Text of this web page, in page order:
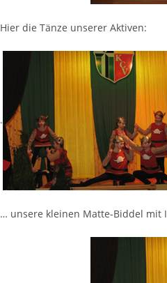
Hier die Tänze unserer Aktiven:
.
… unsere kleinen Matte-Biddel mit